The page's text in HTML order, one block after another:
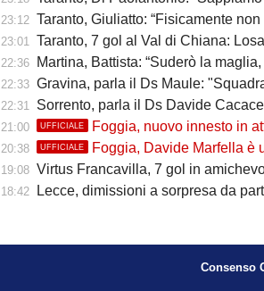
23:12 Taranto, Giuliatto: “Fisicamente
23:01 Taranto, 7 gol al Val di Chiana:
22:36 Martina, Battista: “Suderò la
22:33 Gravina, parla il Ds Maule:
22:31 Sorrento, parla il Ds Davide
21:00 UFFICIALE Foggia, nuovo innesto in
20:38 UFFICIALE Foggia, Davide Marfella è
19:08 Virtus Francavilla, 7 gol in
18:42 Lecce, dimissioni a sorpresa da parte
Consenso